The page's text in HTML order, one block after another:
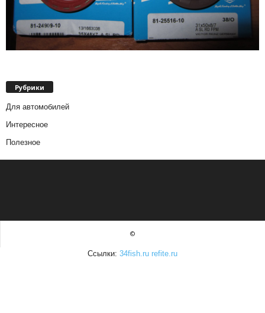
Рубрики
Для автомобилей
Интересное
Полезное
©
Ссылки: 34fish.ru refite.ru